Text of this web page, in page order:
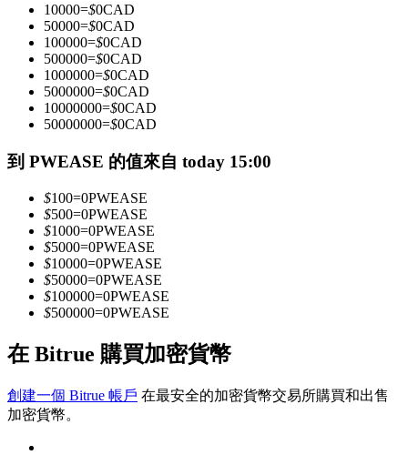
與頂尖交易專家同行
成為跟單交易員
坐享盈利分成和跟單分傭
10000=$0CAD
50000=$0CAD
100000=$0CAD
500000=$0CAD
1000000=$0CAD
5000000=$0CAD
10000000=$0CAD
50000000=$0CAD
到 PWEASE 的值來自 today 15:00
$100=0PWEASE
$500=0PWEASE
$1000=0PWEASE
$5000=0PWEASE
$10000=0PWEASE
$50000=0PWEASE
$100000=0PWEASE
$500000=0PWEASE
在 Bitrue 購買加密貨幣
創建一個 Bitrue 帳戶 在最安全的加密貨幣交易所購買和出售
加密貨幣。